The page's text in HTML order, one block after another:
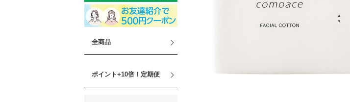
全商品
ポイント+10倍！定期便